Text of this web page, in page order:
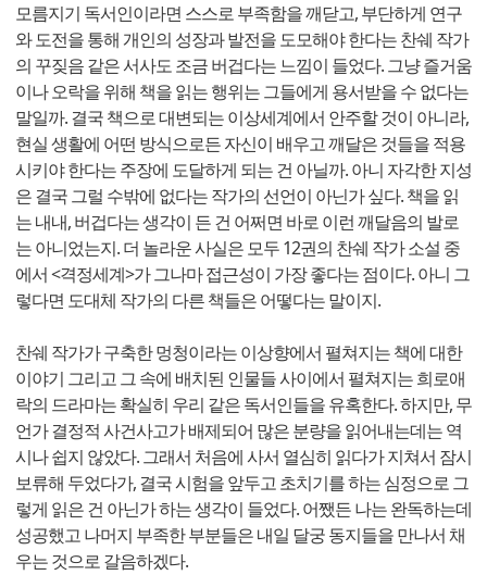
모름지기 독서인이라면 스스로 부족함을 깨닫고, 부단하게 연구
와 도전을 통해 개인의 성장과 발전을 도모해야 한다는 찬쉐 작가
의 꾸짖음 같은 서사도 조금 버겁다는 느낌이 들었다. 그냥 즐거움
이나 오락을 위해 책을 읽는 행위는 그들에게 용서받을 수 없다는
말일까. 결국 책으로 대변되는 이상세계에서 안주할 것이 아니라,
현실 생활에 어떤 방식으로든 자신이 배우고 깨달은 것들을 적용
시키야 한다는 주장에 도달하게 되는 건 아닐까. 아니 자각한 지성
은 결국 그럴 수밖에 없다는 작가의 선언이 아닌가 싶다. 책을 읽
는 내내, 버겁다는 생각이 든 건 어쩌면 바로 이런 깨달음의 발로
는 아니었는지. 더 놀라운 사실은 모두 12권의 찬쉐 작가 소설 중
에서 <격정세계>가 그나마 접근성이 가장 좋다는 점이다. 아니 그
렇다면 도대체 작가의 다른 책들은 어떻다는 말이지.
찬쉐 작가가 구축한 멍청이라는 이상향에서 펼쳐지는 책에 대한
이야기 그리고 그 속에 배치된 인물들 사이에서 펼쳐지는 희로애
락의 드라마는 확실히 우리 같은 독서인들을 유혹한다. 하지만, 무
언가 결정적 사건사고가 배제되어 많은 분량을 읽어내는데는 역
시나 쉽지 않았다. 그래서 처음에 사서 열심히 읽다가 지쳐서 잠시
보류해 두었다가, 결국 시험을 앞두고 초치기를 하는 심정으로 그
렇게 읽은 건 아닌가 하는 생각이 들었다. 어쨌든 나는 완독하는데
성공했고 나머지 부족한 부분들은 내일 달궁 동지들을 만나서 채
우는 것으로 갈음하겠다.